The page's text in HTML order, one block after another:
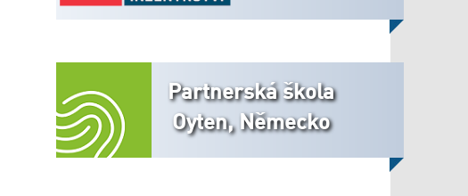
Partnerská škola
Oyten, Německo